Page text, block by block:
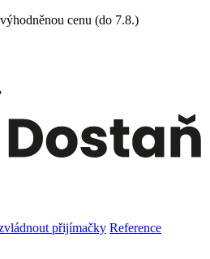
cenu (do 7.8.)
přijímačky Reference